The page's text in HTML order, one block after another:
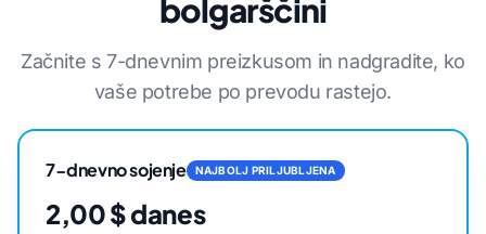
bolgarščini
Začnite s 7-dnevnim preizkusom in nadgradite, ko
vaše potrebe po prevodu rastejo.
7-dnevno sojenje NAJBOLJ PRILJUBLJENA
2,00 $ danes